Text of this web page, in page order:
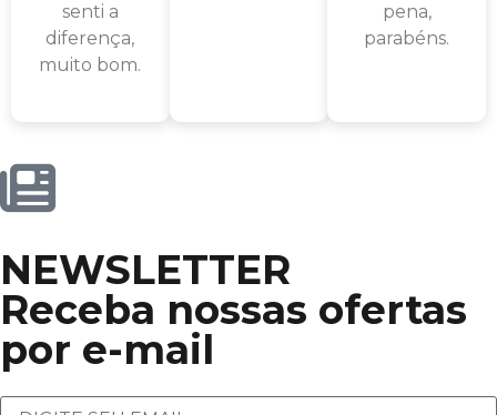
senti a
diferença,
muito bom.
pena,
parabéns.
NEWSLETTER
Receba nossas ofertas
por e-mail